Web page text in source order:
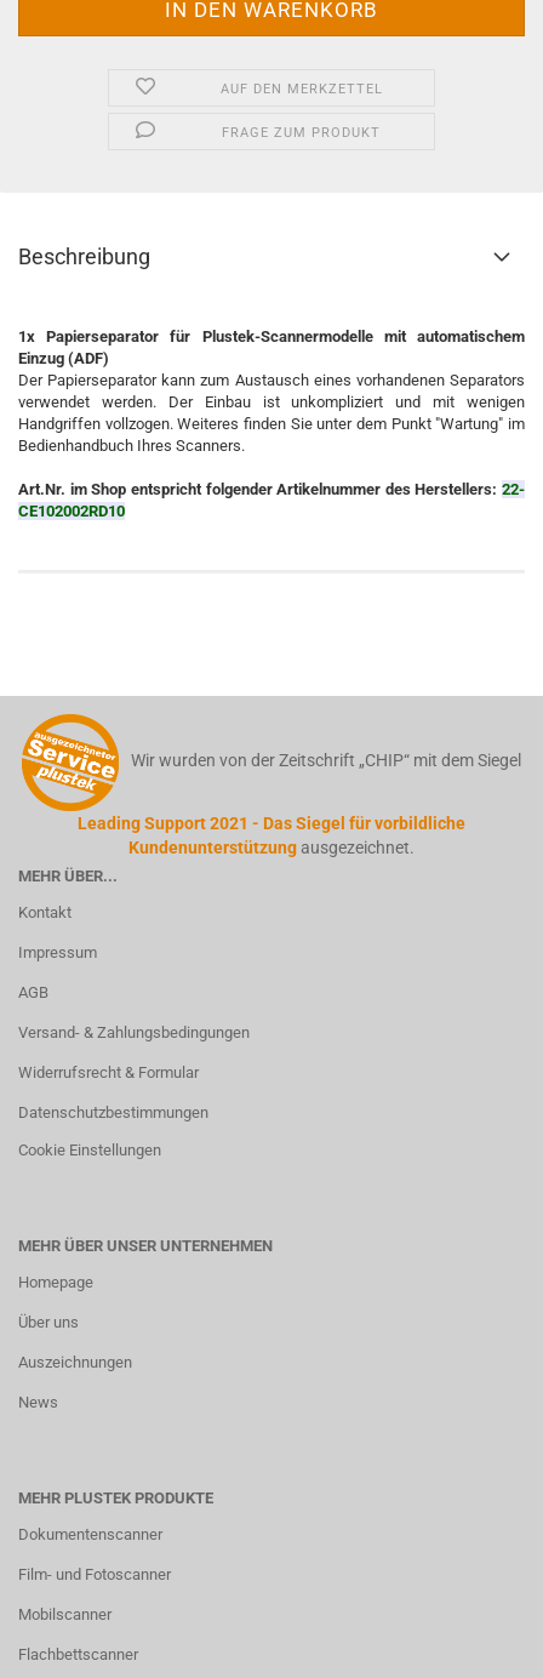
AUF DEN MERKZETTEL
FRAGE ZUM PRODUKT
Beschreibung
1x Papierseparator für Plustek-Scannermodelle mit automatischem
Einzug (ADF)
Der Papierseparator kann zum Austausch eines vorhandenen Separators
verwendet werden. Der Einbau ist unkompliziert und mit wenigen
Handgriffen vollzogen. Weiteres finden Sie unter dem Punkt "Wartung" im
Bedienhandbuch Ihres Scanners.
Art.Nr. im Shop entspricht folgender Artikelnummer des Herstellers: 22-
CE102002RD10
Wir wurden von der Zeitschrift „CHIP“ mit dem Siegel
Leading Support 2021 - Das Siegel für vorbildliche
Kundenunterstützung ausgezeichnet.
MEHR ÜBER...
Kontakt
Impressum
AGB
Versand- & Zahlungsbedingungen
Widerrufsrecht & Formular
Datenschutzbestimmungen
Cookie Einstellungen
MEHR ÜBER UNSER UNTERNEHMEN
Homepage
Über uns
Auszeichnungen
News
MEHR PLUSTEK PRODUKTE
Dokumentenscanner
Film- und Fotoscanner
Mobilscanner
Flachbettscanner